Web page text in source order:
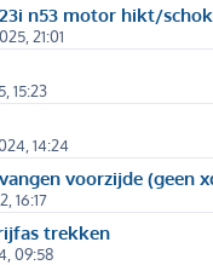
n53 motor hikt/
21:01
15:23
14:24
voorzijde (geen
16:17
trekken
09:58